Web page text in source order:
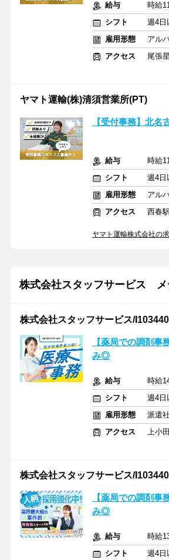
給与
時給
シフト
週4日
雇用形態
アル
アクセス
尾張
ヤマト運輸(株)清須営業所(PT)
【受付事務】北
給与
時給
シフト
週4日
雇用形態
アル
アクセス
西春
ヤマト運輸株式会社の
株式会社スタッフサービス メ
株式会社スタッフサービス/
【薬局での調剤
み◎
給与
時給
シフト
週4日
雇用形態
派遣
アクセス
上小
株式会社スタッフサービス/
【薬局での調剤
み◎
給与
時給
シフト
週4日